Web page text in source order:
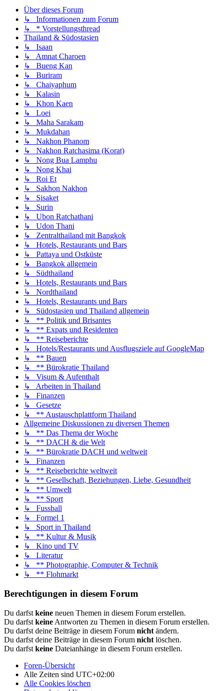
Über dieses Forum
↳ Informationen zum Forum
↳ * Vorstellungsthread
Thailand & Südostasien
↳ Isaan
↳ Amnat Charoen
↳ Bueng Kan
↳ Buriram
↳ Chaiyaphum
↳ Kalasin
↳ Khon Kaen
↳ Loei
↳ Maha Sarakam
↳ Mukdahan
↳ Nakhon Phanom
↳ Nakhon Ratchasima (Korat)
↳ Nong Bua Lamphu
↳ Nong Khai
↳ Roi Et
↳ Sakhon Nakhon
↳ Sisaket
↳ Surin
↳ Ubon Ratchathani
↳ Udon Thani
↳ Zentralthailand mit Bangkok
↳ Hotels, Restaurants und Bars
↳ Pattaya und Ostküste
↳ Bangkok allgemein
↳ Südthailand
↳ Hotels, Restaurants und Bars
↳ Nordthailand
↳ Hotels, Restaurants und Bars
↳ Südostasien und Thailand allgemein
↳ ** Politik und Brisantes
↳ ** Expats und Residenten
↳ ** Reiseberichte
↳ Hotels/Restaurants und Ausflugsziele auf GoogleMap
↳ ** Bauen
↳ ** Bürokratie Thailand
↳ Visum & Aufenthalt
↳ Arbeiten in Thailand
↳ Finanzen
↳ Gesetze
↳ ** Austauschplattform Thailand
Allgemeine Diskussionen zu diversen Themen
↳ ** Das Thema der Woche
↳ ** DACH & die Welt
↳ ** Bürokratie DACH und weltweit
↳ Finanzen
↳ ** Reiseberichte weltweit
↳ ** Gesellschaft, Beziehungen, Liebe, Gesundheit
↳ ** Umwelt
↳ ** Sport
↳ Fussball
↳ Formel 1
↳ Sport in Thailand
↳ ** Kultur & Musik
↳ Kino und TV
↳ Literatur
↳ ** Photographie, Computer & Technik
↳ ** Flohmarkt
Berechtigungen in diesem Forum
Du darfst keine neuen Themen in diesem Forum erstellen.
Du darfst keine Antworten zu Themen in diesem Forum erstellen.
Du darfst deine Beiträge in diesem Forum nicht ändern.
Du darfst deine Beiträge in diesem Forum nicht löschen.
Du darfst keine Dateianhänge in diesem Forum erstellen.
Foren-Übersicht
Alle Zeiten sind UTC+02:00
Alle Cookies löschen